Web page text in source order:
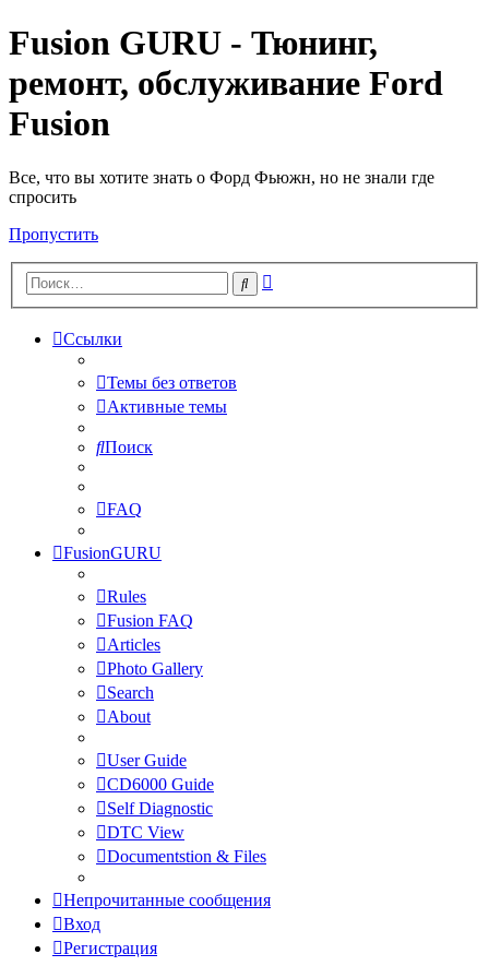
Fusion GURU - Тюнинг,
ремонт, обслуживание Ford
Fusion
Все, что вы хотите знать о Форд Фьюжн, но не знали где
спросить
Пропустить
Поиск
Ссылки
Темы без ответов
Активные темы
Поиск
FAQ
FusionGURU
Rules
Fusion FAQ
Articles
Photo Gallery
Search
About
User Guide
CD6000 Guide
Self Diagnostic
DTC View
Documentstion & Files
Непрочитанные сообщения
Вход
Регистрация